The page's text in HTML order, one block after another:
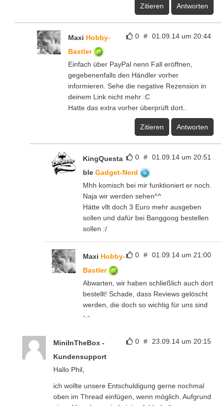
Zitieren Antworten
0 # 01.09.14 um 20:44
Maxi Hobby-
Bastler
Einfach über PayPal nenn Fall eröffnen,
gegebenenfalls den Händler vorher
informieren. Sehe die negative Rezension in
deinem Link nicht mehr :C
Hatte das extra vorher überprüft dort..
Zitieren Antworten
0 # 01.09.14 um 20:51
KingQuesta
ble Gadget-Nerd
Mhh komisch bei mir funktioniert er noch.
Naja wir werden sehen^^
Hätte vllt doch 3 Euro mehr ausgeben
sollen und dafür bei Banggoog bestellen
sollen :/
0 # 01.09.14 um 21:00
Maxi Hobby-
Bastler
Abwarten, wir haben schließlich auch dort
bestellt! Schade, dass Reviews gelöscht
werden, die doch so wichtig für uns sind
-.-
0 # 23.09.14 um 20:15
MiniInTheBox -
Kundensupport
Hallo Phil,
ich wollte unsere Entschuldigung gerne nochmal
oben im Thread einfügen, wenn möglich. Aufgrund